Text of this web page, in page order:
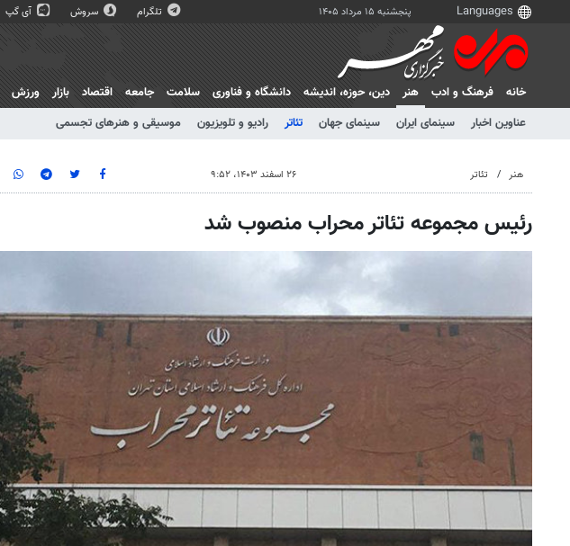
پنجشنبه ۱۵ مرداد ۱۴۰۵ تلگرام سروش آی گپ
خانه فرهنگ و ادب
هنر
عناوین اخبار
سینمای ایران سینمای جهان تئاتر رادیو و تلویزیون موسیقی و هنرهای تجسمی
دين، حوزه، انديشه دانشگاه و فناوری سلامت جامعه اقتصاد بازار ورزش
هنر تئاتر ۲۶ اسفند ۱۴۰۳، ۹:۵۲
رئیس مجموعه تئاتر محراب منصوب شد